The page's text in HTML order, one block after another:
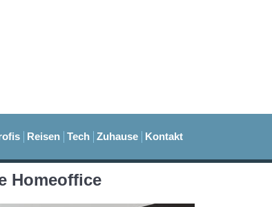
Reisen Tech Zuhause Kontakt
Homeoffice